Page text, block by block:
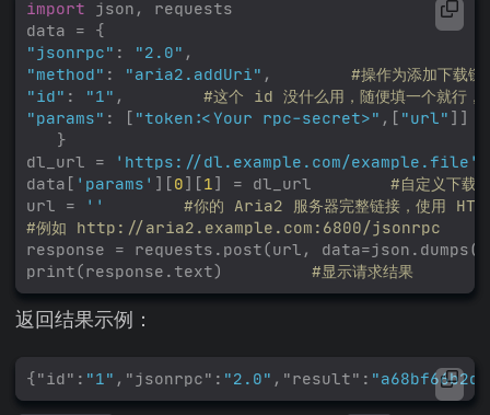
import json ,
requests
data
=
{
"jsonrpc" : "2.0" ,
"method" : "aria2.addUri" ,
#操作为添加下载链
"id" : "1" ,
#这个 id 没什么用，随便填一个就行，
"params" : "token:<Your rpc-secret>" ,[ "url"
}
dl_url
=
'https://dl.example.com/example.file'
data
'params' 0 1 = dl_url
#自定义下载
url
= ''
#你的 Aria2 服务器完整链接，使用
#例如 http://aria2.example.com:6800/jsonrpc
response
= requests . post(url , data=json . dumps(
print(response . text) #显示请求结果
返回结果示例：
{ "id" : "1" , "jsonrpc" : "2.0" , "result" :